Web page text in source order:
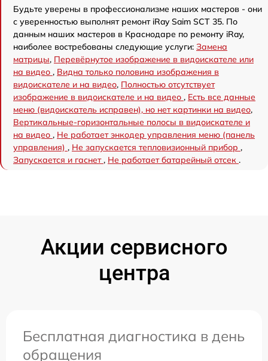
Будьте уверены в профессионализме наших мастеров - они
с уверенностью выполнят ремонт iRay Saim SCT 35. По
данным наших мастеров в Краснодаре по ремонту iRay,
наиболее востребованы следующие услуги: Замена
матрицы, Перевёрнутое изображение в видоискателе или
на видео , Видна только половина изображения в
видоискателе и на видео, Полностью отсутствует
изображение в видоискателе и на видео , Есть все данные
меню (видоискатель исправен), но нет картинки на видео,
Вертикальные-горизонтальные полосы в видоискателе и
на видео , Не работает энкодер управления меню (панель
управления) , Не запускается тепловизионный прибор ,
Запускается и гаснет, Не работает батарейный отсек .
Акции сервисного
центра
Бесплатная диагностика в день
обращения